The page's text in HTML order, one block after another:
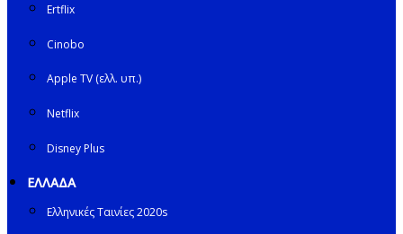
Ertflix
Cinobo
Apple TV (ελλ. υπ.)
Netflix
Disney Plus
ΕΛΛΑΔΑ
Ελληνικές Ταινίες 2020s